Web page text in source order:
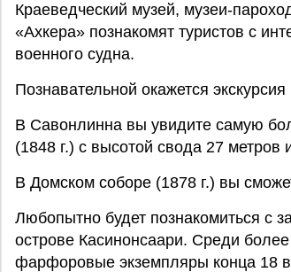
Краеведческий музей, музеи-
«Ахкера» познакомят туристов с
военного судна.
Познавательной окажется
В Савонлинна вы увидите самую
(1848 г.) с высотой свода 27 метров
В Домском соборе (1878 г.) вы
Любопытно будет познакомиться с
острове Касинонсаари. Среди
фарфоровые экземпляры конца 18